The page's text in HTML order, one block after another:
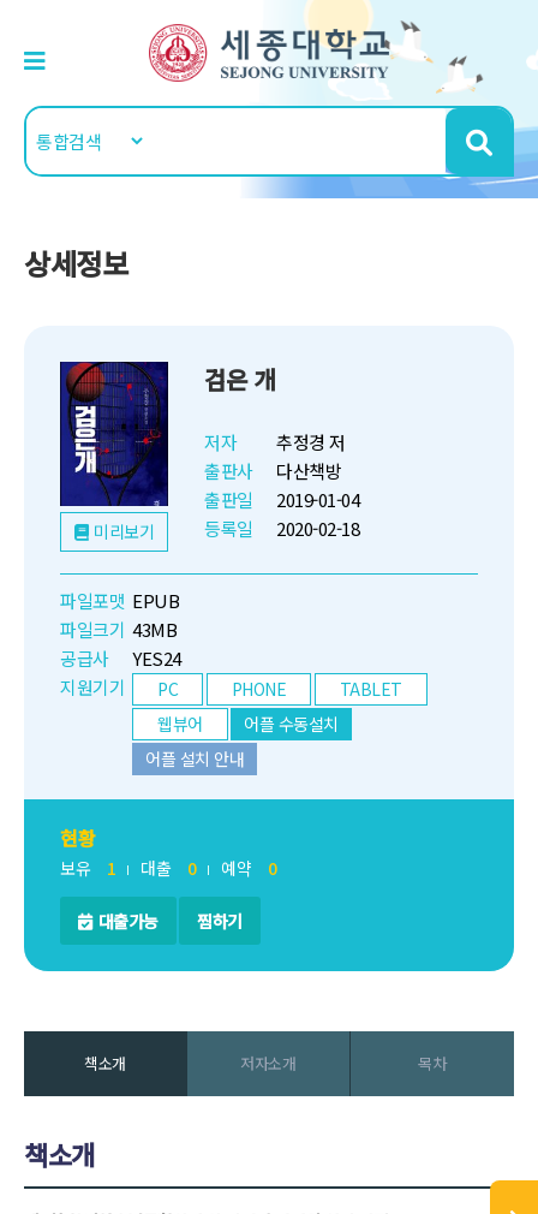
상세정보
미리보기
검은 개
저자
추정경 저
출판사
다산책방
출판일
2019-01-04
등록일
2020-02-18
파일포맷 EPUB
파일크기 43MB
공급사
YES24
지원기기
PC PHONE
TABLET
웹뷰어
어플 수동설치
어플 설치 안내
현황
보유 1 대출 0 예약 0
대출가능 찜하기
책소개 저자소개 목차
책소개